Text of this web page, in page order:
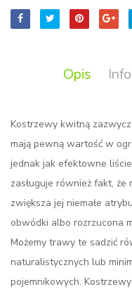
Opis
Kostrzewy kwitną
mają pewną wartość w
jednak jak efektowne
zasługuje również fakt,
zwiększa jej niemałe
obwódki albo rozrzucona
Możemy trawy te sadzić
naturalistycznych lub
pojemnikowych.